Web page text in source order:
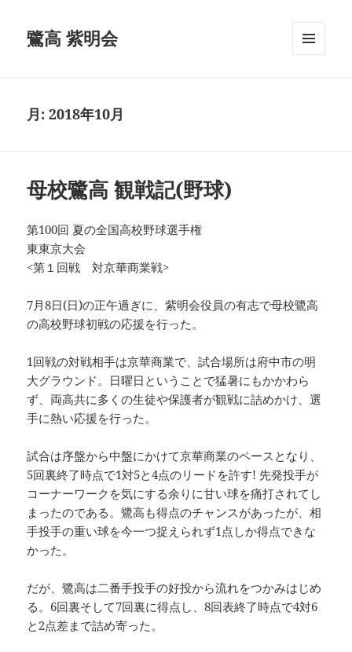
鷺高 紫明会
月:2018年10月
母校鷺高 観戦記(野球)
第100回 夏の全国高校野球選手権
東東京大会
<第１回戦 対京華商業戦>
7月8日(日)の正午過ぎに、紫明会役員の有志で母校鷺高
の高校野球初戦の応援を行った。
1回戦の対戦相手は京華商業で、試合場所は府中市の明
大グラウンド。日曜日ということで猛暑にもかかわら
ず、両高共に多くの生徒や保護者が観戦に詰めかけ、選
手に熱い応援を行った。
試合は序盤から中盤にかけて京華商業のペースとなり、
5回裏終了時点で1対5と4点のリードを許す! 先発投手が
コーナーワークを気にする余りに甘い球を痛打されてし
まったのである。鷺高も得点のチャンスがあったが、相
手投手の重い球を今一つ捉えられず1点しか得点できな
かった。
だが、鷺高は二番手投手の好投から流れをつかみはじめ
る。6回裏そして7回裏に得点し、8回表終了時点で4対6
と2点差まで詰め寄った。